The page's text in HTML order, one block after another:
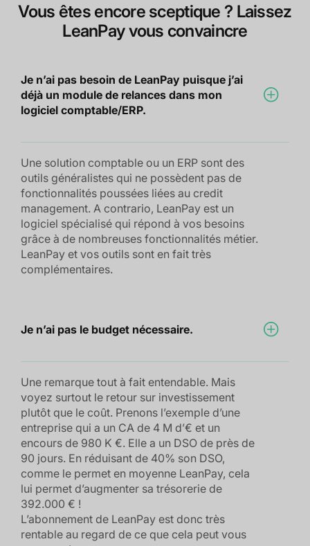
Vous êtes encore sceptique ? Laissez
LeanPay vous convaincre
Je n’ai pas besoin de LeanPay puisque j’ai
déjà un module de relances dans mon
logiciel comptable/ERP.
Une solution comptable ou un ERP sont des
outils généralistes qui ne possèdent pas de
fonctionnalités poussées liées au credit
management. A contrario, LeanPay est un
logiciel spécialisé qui répond à vos besoins
grâce à de nombreuses fonctionnalités métier.
LeanPay et vos outils sont en fait très
complémentaires.
Je n’ai pas le budget nécessaire.
Une remarque tout à fait entendable. Mais
voyez surtout le retour sur investissement
plutôt que le coût. Prenons l’exemple d’une
entreprise qui a un CA de 4 M d’€ et un
encours de 980 K €. Elle a un DSO de près de
90 jours. En réduisant de 40% son DSO,
comme le permet en moyenne LeanPay, cela
lui permet d’augmenter sa trésorerie de
392.000 € !
L’abonnement de LeanPay est donc très
rentable au regard de ce que cela peut vous